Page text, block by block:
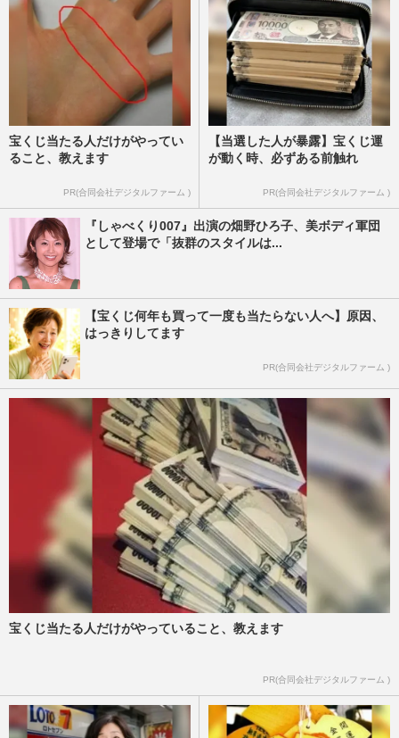
宝くじ当たる人だけがやってい
ること、教えます
PR(合同会社デジタルファーム )
【当選した人が暴露】宝くじ運
が動く時、必ずある前触れ
PR(合同会社デジタルファーム )
『しゃべくり007』出演の畑野ひろ子、美ボディ軍団
として登場で「抜群のスタイルは...
【宝くじ何年も買って一度も当たらない人へ】原因、
はっきりしてます
PR(合同会社デジタルファーム )
宝くじ当たる人だけがやっていること、教えます
PR(合同会社デジタルファーム )